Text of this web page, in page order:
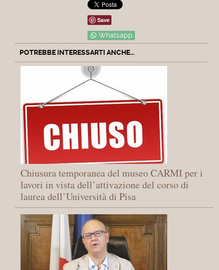
Save
Whatsapp
POTREBBE INTERESSARTI ANCHE...
Chiusura temporanea del museo CARMI per i
lavori in vista dell’attivazione del corso di
laurea dell’Università di Pisa